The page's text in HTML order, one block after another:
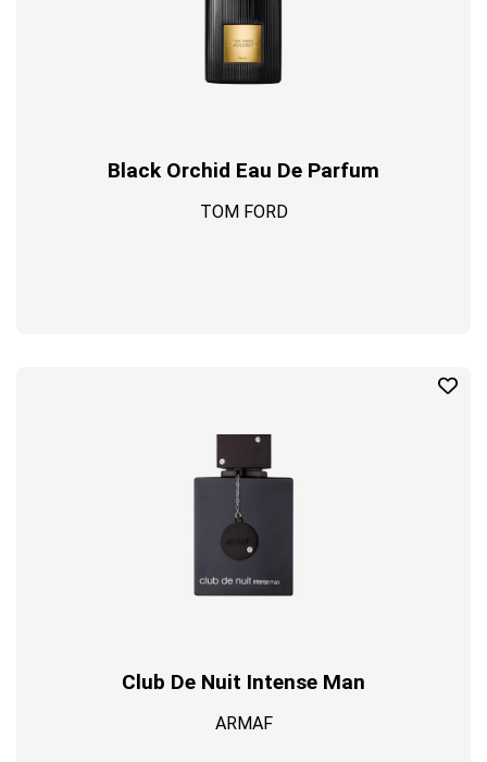
Black Orchid Eau De Parfum
TOM FORD
Club De Nuit Intense Man
ARMAF